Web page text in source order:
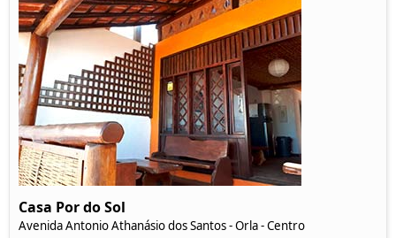
Casa Por do Sol
Avenida Antonio Athanásio dos Santos - Orla - Centro